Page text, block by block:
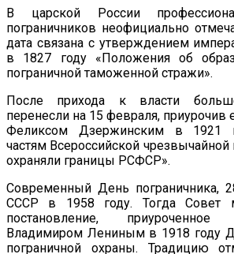
В царской России
пограничников неофициально
дата связана с утверждением
в 1827 году «Положения об
пограничной таможенной стражи».
После прихода к власти
перенесли на 15 февраля,
Феликсом Дзержинским в 1921
частям Всероссийской
охраняли границы РСФСР».
Современный День пограничника,
СССР в 1958 году. Тогда Совет
постановление,
Владимиром Лениным в 1918 году
пограничной охраны. Традицию